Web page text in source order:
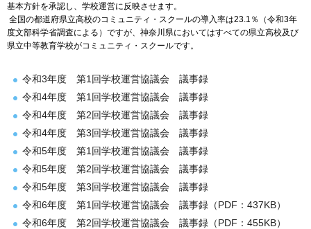
基本方針を承認し、学校運営に反映させます。
全国の都道府県立高校のコミュニティ・スクールの導入率は23.1％（令和3年
度文部科学省調査による）ですが、神奈川県においてはすべての県立高校及び
県立中等教育学校がコミュニティ・スクールです。
令和3年度 第1回学校運営協議会 議事録
令和4年度 第1回学校運営協議会 議事録
令和4年度 第2回学校運営協議会 議事録
令和4年度 第3回学校運営協議会 議事録
令和5年度 第1回学校運営協議会 議事録
令和5年度 第2回学校運営協議会 議事録
令和5年度 第3回学校運営協議会 議事録
令和6年度 第1回学校運営協議会 議事録（PDF：437KB）
令和6年度 第2回学校運営協議会 議事録（PDF：455KB）